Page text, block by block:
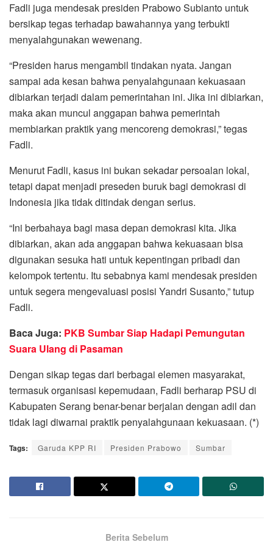
Fadli juga mendesak presiden Prabowo Subianto untuk
bersikap tegas terhadap bawahannya yang terbukti
menyalahgunakan wewenang.
“Presiden harus mengambil tindakan nyata. Jangan
sampai ada kesan bahwa penyalahgunaan kekuasaan
dibiarkan terjadi dalam pemerintahan ini. Jika ini dibiarkan,
maka akan muncul anggapan bahwa pemerintah
membiarkan praktik yang mencoreng demokrasi,” tegas
Fadli.
Menurut Fadli, kasus ini bukan sekadar persoalan lokal,
tetapi dapat menjadi preseden buruk bagi demokrasi di
Indonesia jika tidak ditindak dengan serius.
“Ini berbahaya bagi masa depan demokrasi kita. Jika
dibiarkan, akan ada anggapan bahwa kekuasaan bisa
digunakan sesuka hati untuk kepentingan pribadi dan
kelompok tertentu. Itu sebabnya kami mendesak presiden
untuk segera mengevaluasi posisi Yandri Susanto,” tutup
Fadli.
Baca Juga: PKB Sumbar Siap Hadapi Pemungutan
Suara Ulang di Pasaman
Dengan sikap tegas dari berbagai elemen masyarakat,
termasuk organisasi kepemudaan, Fadli berharap PSU di
Kabupaten Serang benar-benar berjalan dengan adil dan
tidak lagi diwarnai praktik penyalahgunaan kekuasaan. (*)
Tags: Garuda KPP RI Presiden Prabowo Sumbar
Berita Sebelum